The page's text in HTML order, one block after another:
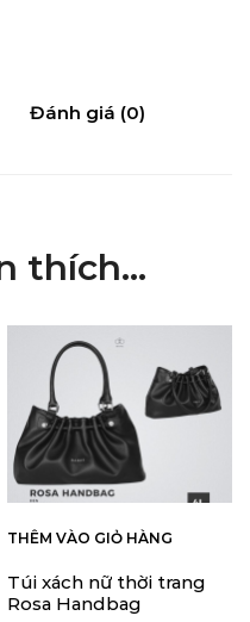
Đánh giá (0)
thích…
THÊM VÀO GIỎ HÀNG
Túi xách nữ thời trang
Rosa Handbag